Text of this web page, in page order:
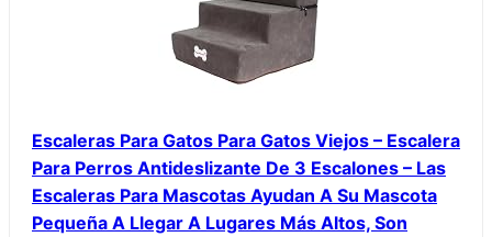
Escaleras Para Gatos Para Gatos Viejos – Escalera
Para Perros Antideslizante De 3 Escalones – Las
Escaleras Para Mascotas Ayudan A Su Mascota
Pequeña A Llegar A Lugares Más Altos, Son